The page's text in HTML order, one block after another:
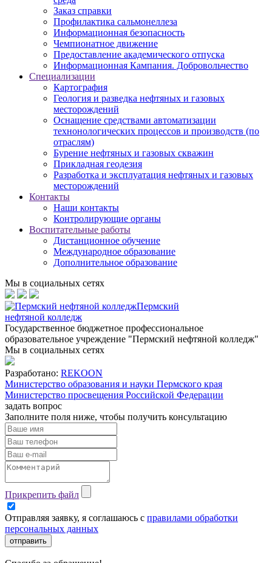
Заказ справки
Профилактика сальмонеллеза
Информационная безопасность
Чемпионатное движение
Предоставление академического отпуска
Информационная Кампания. Добровольчество
Специализации
Картография
Геология и разведка нефтяных и газовых
месторождений
Оснащение средствами автоматизации
технонологических процессов и производств (по
отраслям)
Бурение нефтяных и газовых скважин
Прикладная геодезия
Разработка и эксплуатация нефтяных и газовых
месторождений
Контакты
Наши контакты
Контролирующие органы
Воспитательные работы
Дистанционное обучение
Международное образование
Дополнительное образование
Мы в социальных сетях
Пермский
нефтяной колледж
Государственное бюджетное профессиональное
образовательное учреждение "Пермский нефтяной колледж"
Мы в социальных сетях
Разработано: REKOON
Министерство образования и науки Пермского края
Министерство просвещения Российской Федерации
задать вопрос
Заполните поля ниже, чтобы получить консультацию
Прикрепить файл
Отправляя заявку, я соглашаюсь с правилами обработки
персональных данных
отправить